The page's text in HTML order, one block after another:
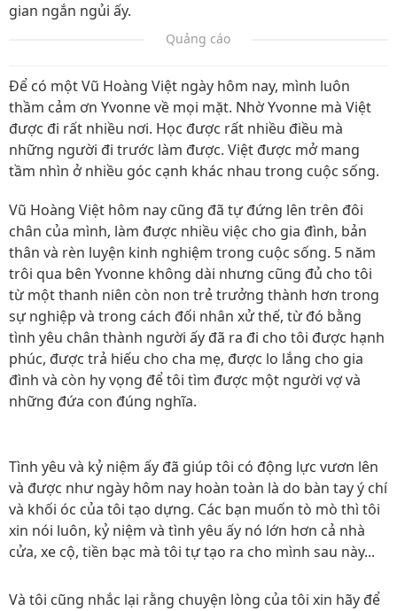
gian ngắn ngủi ấy.
Quảng cáo
Để có một Vũ Hoàng Việt ngày hôm nay, mình luôn
thầm cảm ơn Yvonne về mọi mặt. Nhờ Yvonne mà Việt
được đi rất nhiều nơi. Học được rất nhiều điều mà
những người đi trước làm được. Việt được mở mang
tầm nhìn ở nhiều góc cạnh khác nhau trong cuộc sống.
Vũ Hoàng Việt hôm nay cũng đã tự đứng lên trên đôi
chân của mình, làm được nhiều việc cho gia đình, bản
thân và rèn luyện kinh nghiệm trong cuộc sống. 5 năm
trôi qua bên Yvonne không dài nhưng cũng đủ cho tôi
từ một thanh niên còn non trẻ trưởng thành hơn trong
sự nghiệp và trong cách đối nhân xử thế, từ đó bằng
tình yêu chân thành người ấy đã ra đi cho tôi được hạnh
phúc, được trả hiếu cho cha mẹ, được lo lắng cho gia
đình và còn hy vọng để tôi tìm được một người vợ và
những đứa con đúng nghĩa.
Tình yêu và kỷ niệm ấy đã giúp tôi có động lực vươn lên
và được như ngày hôm nay hoàn toàn là do bàn tay ý chí
và khối óc của tôi tạo dựng. Các bạn muốn tò mò thì tôi
xin nói luôn, kỷ niệm và tình yêu ấy nó lớn hơn cả nhà
cửa, xe cộ, tiền bạc mà tôi tự tạo ra cho mình sau này...
Và tôi cũng nhắc lại rằng chuyện lòng của tôi xin hãy để